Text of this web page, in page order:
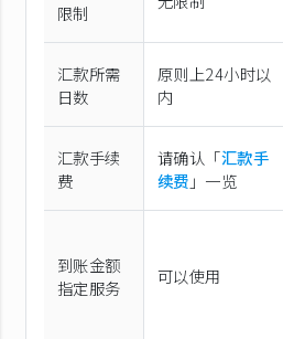
限制
汇款所需
日数
原则上24小时以
内
汇款手续
费
请确认「汇款手
续费 」一览
到账金额
指定服务
可以使用